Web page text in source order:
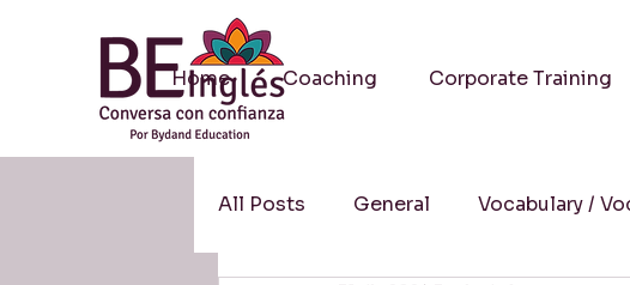
Home Coaching Corporate Training
All Posts General Vocabulary /